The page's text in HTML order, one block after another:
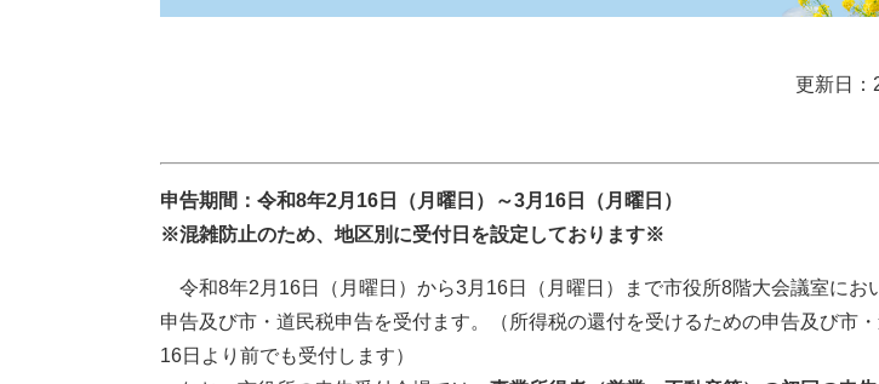
更新日：
申告期間：令和8年2月16日（月曜日）～3月16日（月曜日）
※混雑防止のため、地区別に受付日を設定しております※
令和8年2月16日（月曜日）から3月16日（月曜日）まで市役所8階大会議室にお
申告及び市・道民税申告を受付ます。（所得税の還付を受けるための申告及び市
16日より前でも受付します）